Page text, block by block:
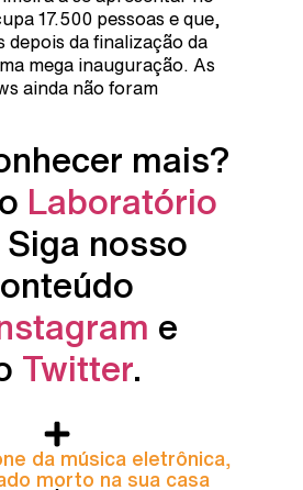
17.500 pessoas e que,
depois da finalização da
mega inauguração. As
ainda não foram
mais?
Laboratório
Siga nosso
e
Twitter.
da música eletrônica,
morto na sua casa